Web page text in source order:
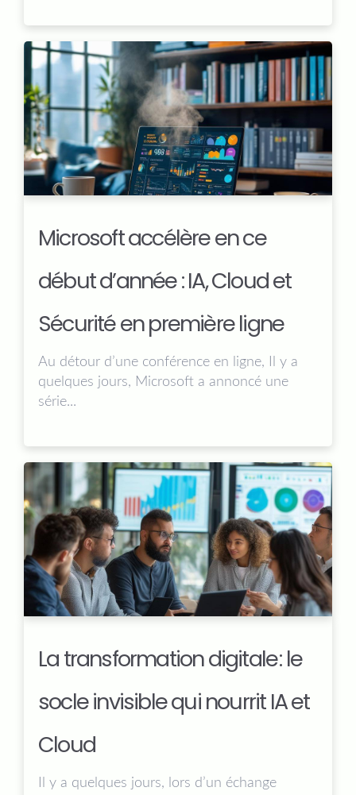
Microsoft accélère en ce
début d’année : IA, Cloud et
Sécurité en première ligne
Au détour d’une conférence en ligne, Il y a
quelques jours, Microsoft a annoncé une
série...
La transformation digitale : le
socle invisible qui nourrit IA et
Cloud
Il y a quelques jours, lors d’un échange